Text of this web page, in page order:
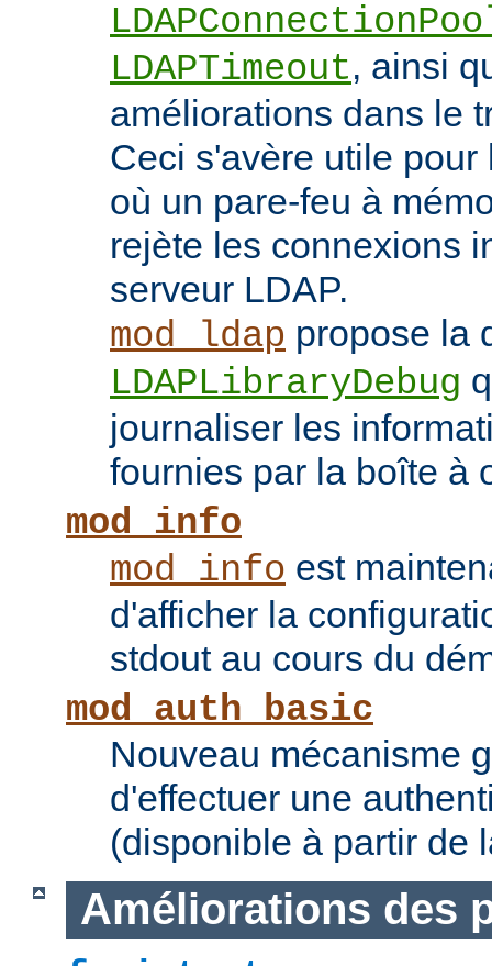
LDAPTimeout, ainsi
améliorations dans le
Ceci s'avère utile
où un pare-feu à
rejète les connexions
serveur LDAP.
mod_ldap propose la
LDAPLibraryDebug
journaliser les
fournies par la boîte à
mod_info
mod_info est
d'afficher la
stdout au cours du
mod_auth_basic
Nouveau mécanisme
d'effectuer une
(disponible à partir de
Améliorations des